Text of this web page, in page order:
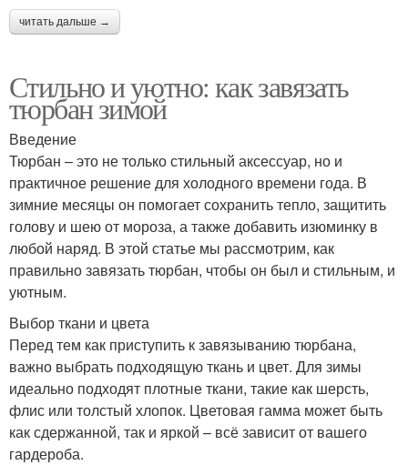
читать дальше →
Стильно и уютно: как завязать
тюрбан зимой
Введение
Тюрбан – это не только стильный аксессуар, но и
практичное решение для холодного времени года. В
зимние месяцы он помогает сохранить тепло, защитить
голову и шею от мороза, а также добавить изюминку в
любой наряд. В этой статье мы рассмотрим, как
правильно завязать тюрбан, чтобы он был и стильным, и
уютным.
Выбор ткани и цвета
Перед тем как приступить к завязыванию тюрбана,
важно выбрать подходящую ткань и цвет. Для зимы
идеально подходят плотные ткани, такие как шерсть,
флис или толстый хлопок. Цветовая гамма может быть
как сдержанной, так и яркой – всё зависит от вашего
гардероба.